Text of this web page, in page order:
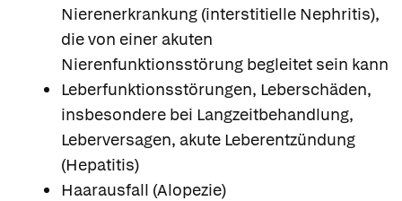
Nierenerkrankung (interstitielle Nephritis),
die von einer akuten
Nierenfunktionsstörung begleitet sein kann
Leberfunktionsstörungen, Leberschäden,
insbesondere bei Langzeitbehandlung,
Leberversagen, akute Leberentzündung
(Hepatitis)
Haarausfall (Alopezie)